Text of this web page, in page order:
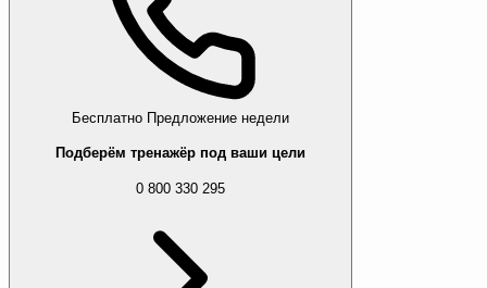
Бесплатно Предложение недели
Подберём тренажёр под ваши цели
0 800 330 295